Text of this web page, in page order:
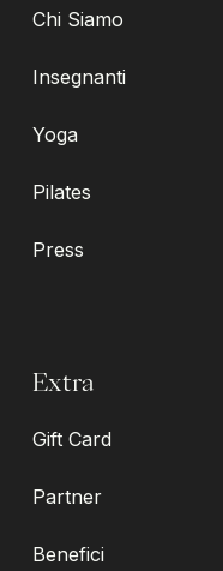
Chi Siamo
Insegnanti
Yoga
Pilates
Press
Extra
Gift Card
Partner
Benefici